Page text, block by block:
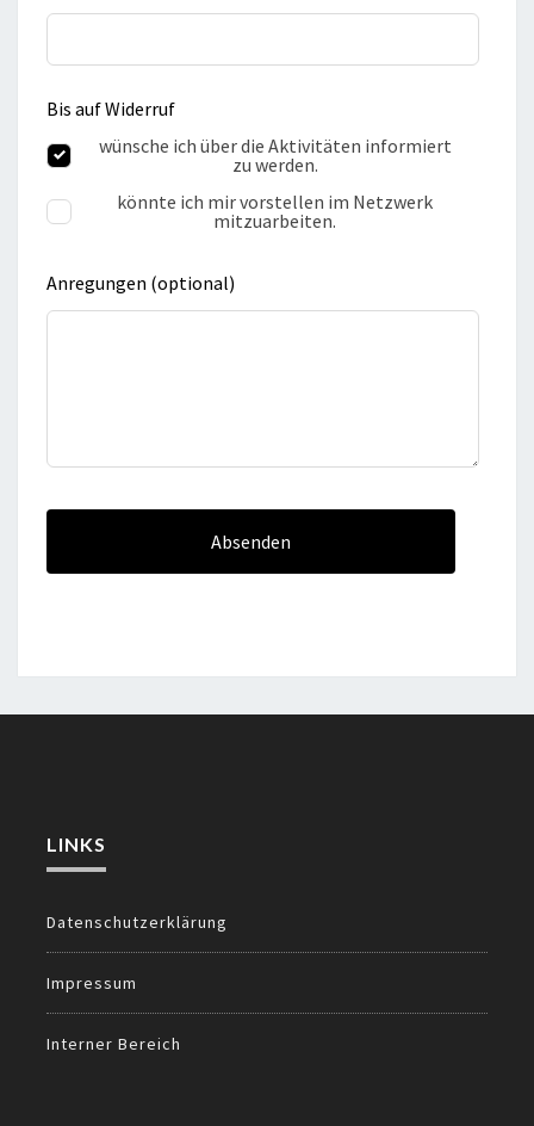
Bis auf Widerruf
wünsche ich über die Aktivitäten informiert
zu werden.
könnte ich mir vorstellen im Netzwerk
mitzuarbeiten.
Anregungen (optional)
LINKS
Datenschutzerklärung
Impressum
Interner Bereich